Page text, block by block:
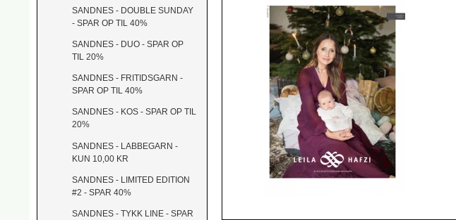
SANDNES - DOUBLE SUNDAY
- SPAR OP TIL 40%
SANDNES - DUO - SPAR OP
TIL 20%
SANDNES - FRITIDSGARN -
SPAR OP TIL 40%
SANDNES - KOS - SPAR OP TIL
20%
SANDNES - LABBEGARN -
KUN 10,00 KR
SANDNES - LIMITED EDITION
#2 - SPAR 40%
SANDNES - TYKK LINE - SPAR